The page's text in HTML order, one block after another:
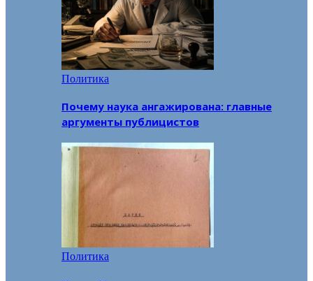
Политика
Почему наука ангажирована: главные
аргументы публицистов
Политика